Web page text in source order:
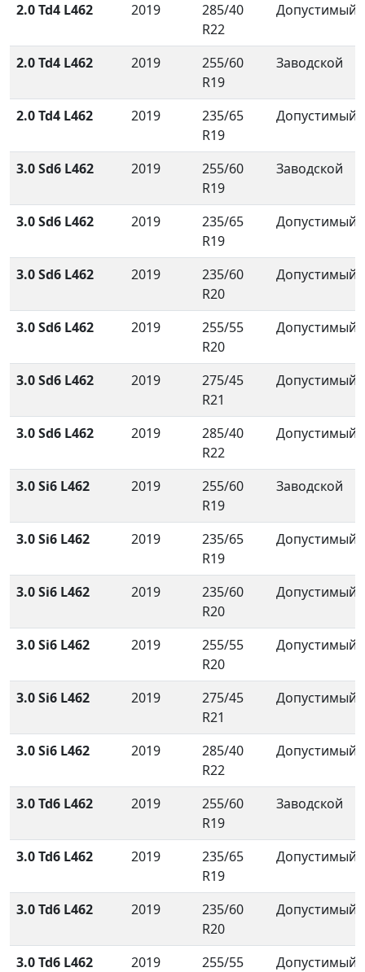
2.0 Td4 L462 2019
285/40
R22
Допустимый
2.0 Td4 L462 2019
255/60
R19
Заводской
2.0 Td4 L462 2019
235/65
R19
Допустимый
3.0 Sd6 L462 2019
255/60
R19
Заводской
3.0 Sd6 L462 2019
235/65
R19
Допустимый
3.0 Sd6 L462 2019
235/60
R20
Допустимый
3.0 Sd6 L462 2019
255/55
R20
Допустимый
3.0 Sd6 L462 2019
275/45
R21
Допустимый
3.0 Sd6 L462 2019
285/40
R22
Допустимый
3.0 Si6 L462 2019
255/60
R19
Заводской
3.0 Si6 L462 2019
235/65
R19
Допустимый
3.0 Si6 L462 2019
235/60
R20
Допустимый
3.0 Si6 L462 2019
255/55
R20
Допустимый
3.0 Si6 L462 2019
275/45
R21
Допустимый
3.0 Si6 L462 2019
285/40
R22
Допустимый
3.0 Td6 L462 2019
255/60
R19
Заводской
3.0 Td6 L462 2019
235/65
R19
Допустимый
3.0 Td6 L462 2019
235/60
R20
Допустимый
3.0 Td6 L462 2019
255/55
Допустимый